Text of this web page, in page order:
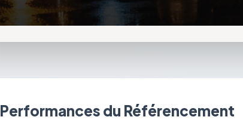
Performances du Référencement